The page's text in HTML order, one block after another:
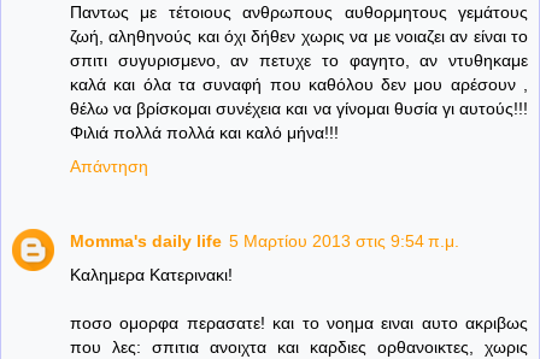
Παντως με τέτοιους ανθρωπους αυθορμητους γεμάτους
ζωή, αληθηνούς και όχι δήθεν χωρις να με νοιαζει αν είναι το
σπιτι συγυρισμενο, αν πετυχε το φαγητο, αν ντυθηκαμε
καλά και όλα τα συναφή που καθόλου δεν μου αρέσουν ,
θέλω να βρίσκομαι συνέχεια και να γίνομαι θυσία γι αυτούς!!!
Φιλιά πολλά πολλά και καλό μήνα!!!
Απάντηση
Momma's daily life 5 Μαρτίου 2013 στις 9:54 π.μ.
Καλημερα Κατερινακι!
ποσο ομορφα περασατε! και το νοημα ειναι αυτο ακριβως
που λες: σπιτια ανοιχτα και καρδιες ορθανοικτες, χωρις